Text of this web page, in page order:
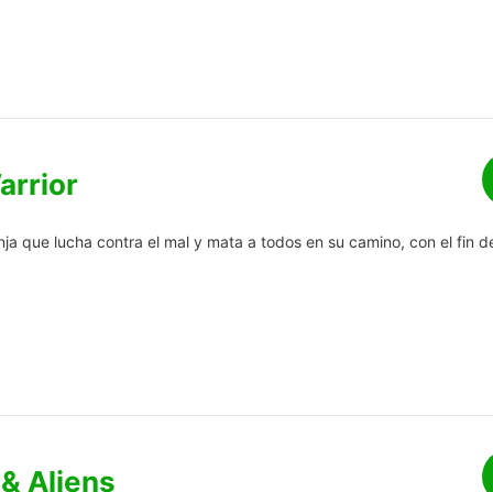
que lucha contra el mal y mata a todos en su camino, con el fin
Aliens